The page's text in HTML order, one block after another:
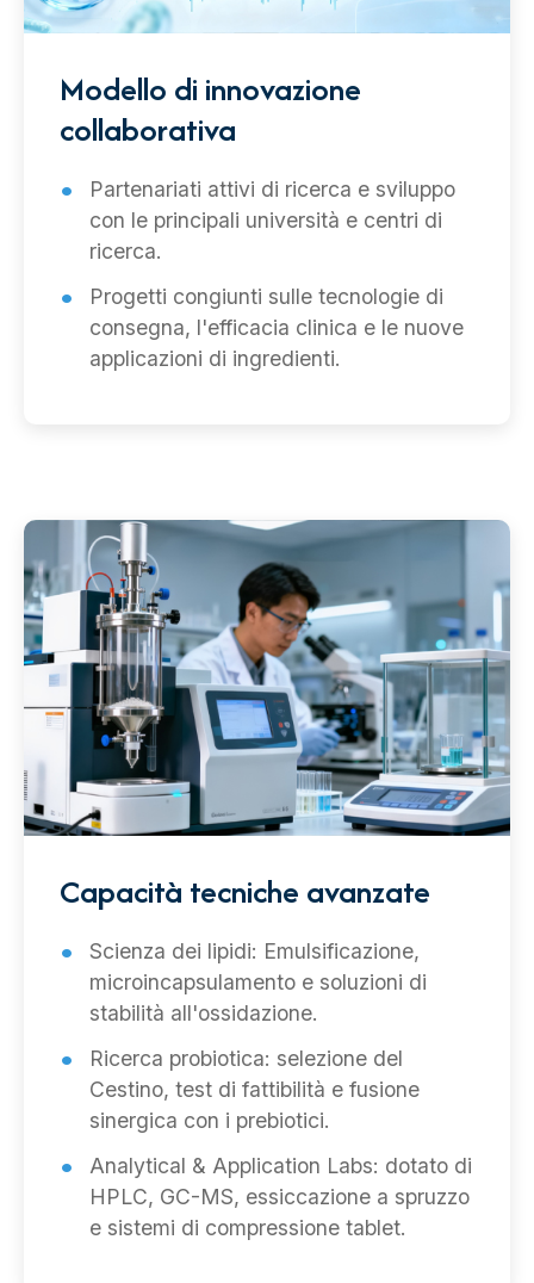
Modello di innovazione
collaborativa
Partenariati attivi di ricerca e sviluppo
con le principali università e centri di
ricerca.
Progetti congiunti sulle tecnologie di
consegna, l'efficacia clinica e le nuove
applicazioni di ingredienti.
Capacità tecniche avanzate
Scienza dei lipidi: Emulsificazione,
microincapsulamento e soluzioni di
stabilità all'ossidazione.
Ricerca probiotica: selezione del
Cestino, test di fattibilità e fusione
sinergica con i prebiotici.
Analytical & Application Labs: dotato di
HPLC, GC-MS, essiccazione a spruzzo
e sistemi di compressione tablet.